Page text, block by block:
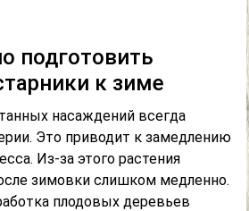
подготовить
к зиме
насаждений всегда
Это приводит к замедлению
Из-за этого растения
зимовки слишком медленно.
плодовых деревьев